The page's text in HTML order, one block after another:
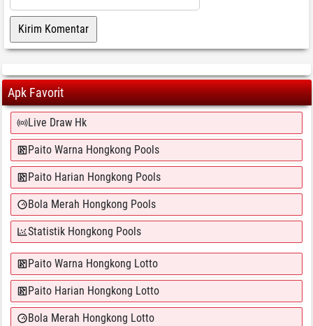
Apk Favorit
Live Draw Hk
Paito Warna Hongkong Pools
Paito Harian Hongkong Pools
Bola Merah Hongkong Pools
Statistik Hongkong Pools
Paito Warna Hongkong Lotto
Paito Harian Hongkong Lotto
Bola Merah Hongkong Lotto